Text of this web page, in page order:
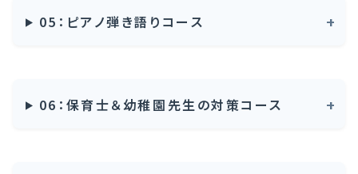
05：ピアノ弾き語りコース
06：保育士＆幼稚園先生の対策コース